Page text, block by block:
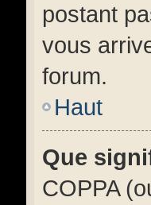
postant
vous
forum.
Haut
Que
COPPA